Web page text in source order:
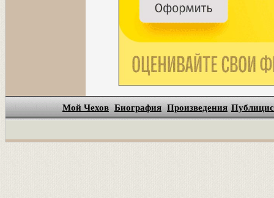
Мой Чехов Биография Произведения